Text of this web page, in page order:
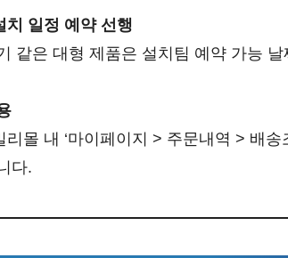
치 일정 예약 선행
같은 대형 제품은 설치팀 예약 가능
리몰 내 ‘마이페이지 > 주문내역 > 배
다.